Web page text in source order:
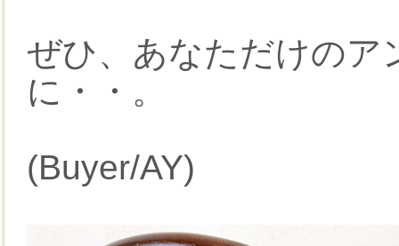
ぜひ、あなただけのア
に・・。
(Buyer/AY)